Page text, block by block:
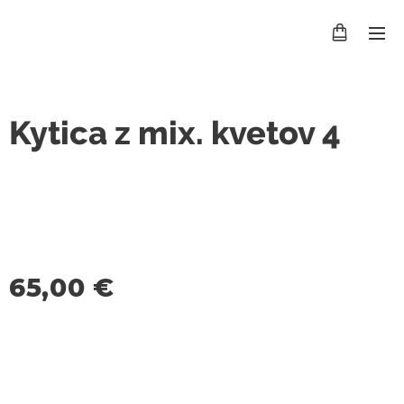
Kytica z mix. kvetov 4
65,00 €